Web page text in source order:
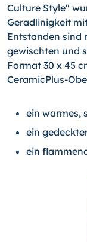
Culture Style"
Geradlinigkeit
Entstanden sind
gewischten und
Format 30 x 45
CeramicPlus-
ein warmes,
ein
ein